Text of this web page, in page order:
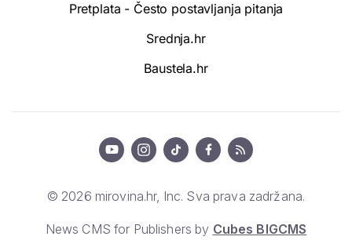
Pretplata - Često postavljanja pitanja
Srednja.hr
Baustela.hr
© 2026 mirovina.hr, Inc. Sva prava zadržana.
News CMS for Publishers by Cubes BIGCMS